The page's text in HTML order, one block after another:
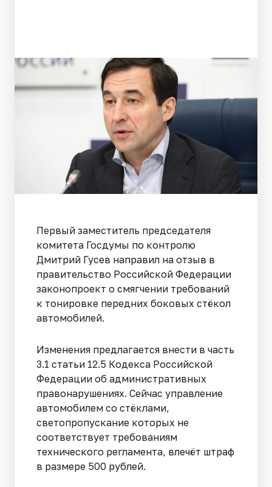
Первый заместитель председателя
комитета Госдумы по контролю
Дмитрий Гусев направил на отзыв в
правительство Российской Федерации
законопроект о смягчении требований
к тонировке передних боковых стёкол
автомобилей.
Изменения предлагается внести в часть
3.1 статьи 12.5 Кодекса Российской
Федерации об административных
правонарушениях. Сейчас управление
автомобилем со стёклами,
светопропускание которых не
соответствует требованиям
технического регламента, влечёт штраф
в размере 500 рублей.